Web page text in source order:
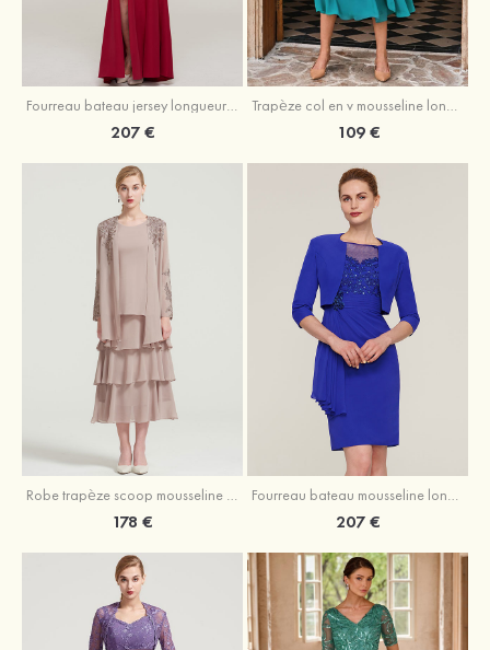
207 € 109 €
Robe trapèze scoop mousseline longueur mollet robe de mère de la mariée avec appliqué volants veste
178 €
Fourreau bateau mousseline longueur genou robe de mère de la mariée avec appliqué perle plissé veste
207 €